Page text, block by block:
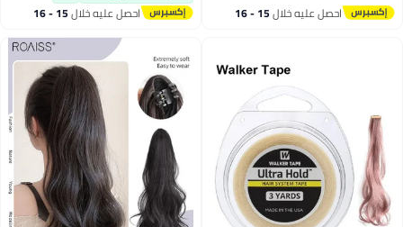
خلال 15 - 16 احصل عليه خلال 15 - 16